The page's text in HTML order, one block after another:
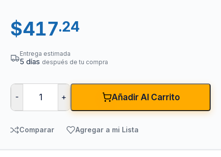
$417.24
Entrega estimada
5 días después de tu compra
- + Añadir Al Carrito
Comparar Agregar a mi Lista